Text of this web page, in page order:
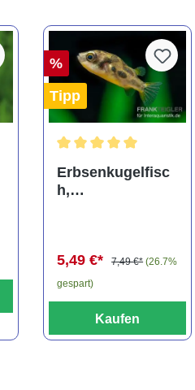
%
Tipp
Erbsenkugelfisc
h,
5,49 €*
7,49 €* (26.7%
gespart)
Kaufen